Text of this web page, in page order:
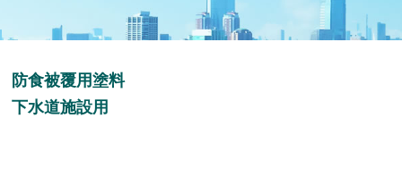
防食被覆用塗料
下水道施設用